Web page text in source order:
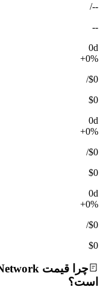
--
/
--
0d
+0%
$0
/
$0
0d
+0%
$0
/
$0
0d
+0%
$0
/
$0
است؟